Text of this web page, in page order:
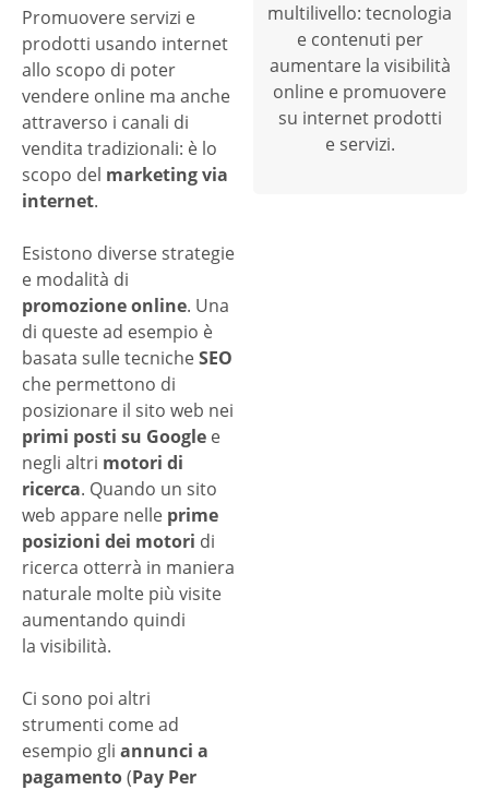
Promuovere servizi e
prodotti usando internet
allo scopo di poter
vendere online ma anche
attraverso i canali di
vendita tradizionali: è lo
scopo del marketing via
internet.
Esistono diverse strategie
e modalità di
promozione online. Una
di queste ad esempio è
basata sulle tecnicheSEO
che permettono di
posizionare il sito web nei
primi posti su Google e
negli altri motori di
ricerca. Quando un sito
web appare nelle prime
posizioni dei motori di
ricerca otterrà in maniera
naturale molte più visite
aumentando quindi
la visibilità.
Ci sono poi altri
strumenti come ad
esempio gli annunci a
pagamento(Pay Per
multilivello: tecnologia
e contenuti per
aumentare la visibilità
online e promuovere
su internet prodotti
e servizi.